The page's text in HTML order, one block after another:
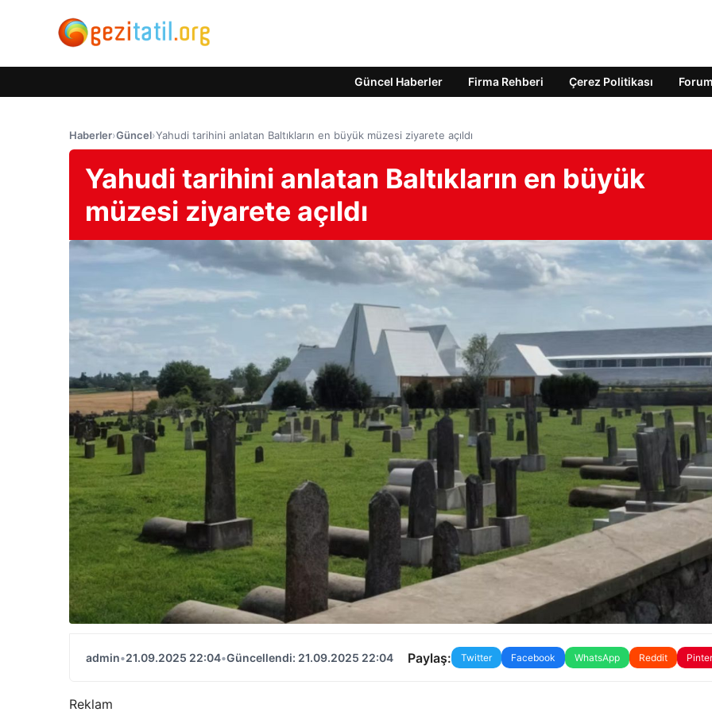
Güncel Haberler Firma Rehberi Çerez Politikası Forum
Haberler›Güncel›Yahudi tarihini anlatan Baltıkların en büyük müzesi ziyarete açıldı
Yahudi tarihini anlatan Baltıkların en büyük
müzesi ziyarete açıldı
admin•21.09.2025 22:04•Güncellendi: 21.09.2025 22:04 Paylaş: Twitter Facebook WhatsApp Reddit
Reklam